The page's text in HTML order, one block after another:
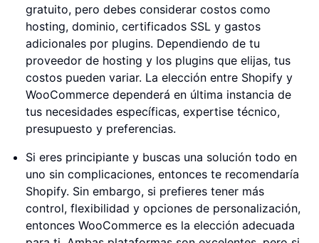
gratuito, pero debes considerar costos como
hosting, dominio, certificados SSL y gastos
adicionales por plugins. Dependiendo de tu
proveedor de hosting y los plugins que elijas, tus
costos pueden variar. La elección entre Shopify y
WooCommerce dependerá en última instancia de
tus necesidades específicas, expertise técnico,
presupuesto y preferencias.
Si eres principiante y buscas una solución todo en
uno sin complicaciones, entonces te recomendaría
Shopify. Sin embargo, si prefieres tener más
control, flexibilidad y opciones de personalización,
entonces WooCommerce es la elección adecuada